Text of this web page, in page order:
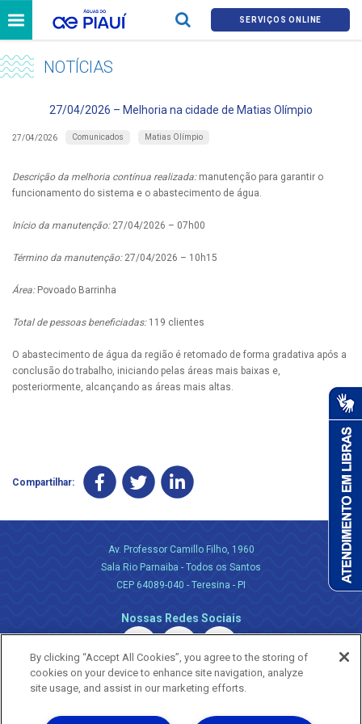
SERVIÇOS ONLINE
NOTÍCIAS
27/04/2026 – Melhoria na cidade de Matias Olímpio
27/04/2026 Comunicados Matias Olímpio
Descrição da melhoria contínua realizada:manutenção para garantir o
funcionamento do sistema e o abastecimento de água.
Início da manutenção:27/04/2026 – 07h00
Término da manutenção:27/04/2026 – 10h15
Área:Povoado Barrinha
Total de pessoas beneficiadas:119 clientes
O abastecimento de água da região é retomado de forma gradativa após a
conclusão do trabalho, iniciando pelas áreas mais baixas e,
posteriormente, alcançando as áreas mais altas.
Compartilhar:
Av. Professor Camillo Filho, 1960
Sala Rio Parnaiba - Todos os Santos
CEP 64089-040 - Teresina - PI
Nossas Redes Sociais
By clicking “Accept All Cookies”, you agree to the storing of
cookies on your device to enhance site navigation, analyze
site usage, and assist in our marketing efforts.